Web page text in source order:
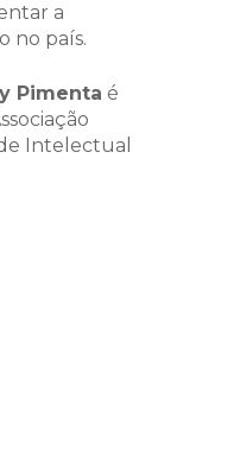
a
no país.
Pimenta é
Intelectual